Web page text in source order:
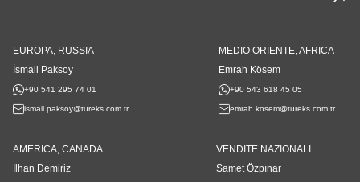
EUROPA, RUSSIA
İsmail Paksoy
+90 541 295 74 01
ismail.paksoy@tureks.com.tr
MEDIO ORIENTE, AFRICA
Emrah Kösem
+90 543 618 45 05
emrah.kosem@tureks.com.tr
AMERICA, CANADA
Ilhan Demiriz
VENDITE NAZIONALI
Samet Özpınar